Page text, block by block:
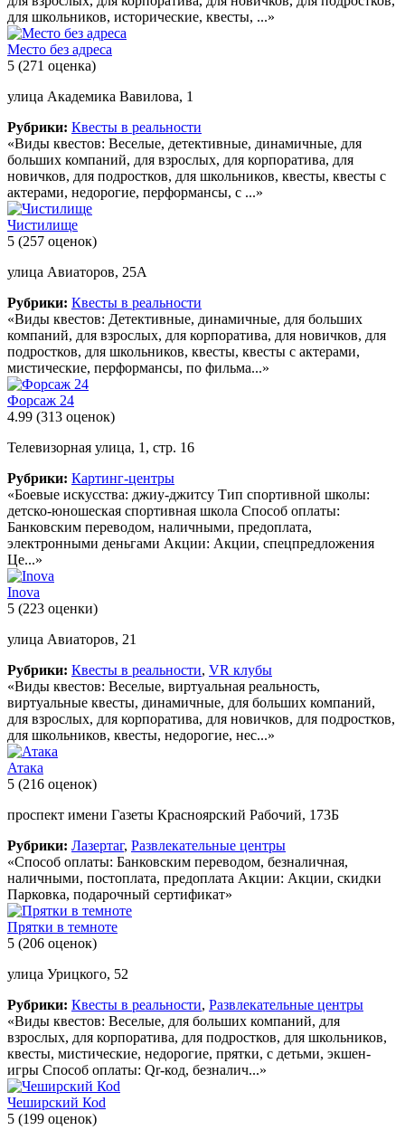
для школьников, исторические, квесты, ...»
Место без адреса
5 (271 оценка)
улица Академика Вавилова, 1
Рубрики: Квесты в реальности
«Виды квестов: Веселые, детективные, динамичные, для
больших компаний, для взрослых, для корпоратива, для
новичков, для подростков, для школьников, квесты, квесты с
актерами, недорогие, перформансы, с ...»
Чистилище
5 (257 оценок)
улица Авиаторов, 25А
Рубрики: Квесты в реальности
«Виды квестов: Детективные, динамичные, для больших
компаний, для взрослых, для корпоратива, для новичков, для
подростков, для школьников, квесты, квесты с актерами,
мистические, перформансы, по фильма...»
Форсаж 24
4.99 (313 оценок)
Телевизорная улица, 1, стр. 16
Рубрики: Картинг-центры
«Боевые искусства: джиу-джитсу Тип спортивной школы:
детско-юношеская спортивная школа Способ оплаты:
Банковским переводом, наличными, предоплата,
электронными деньгами Акции: Акции, спецпредложения
Це...»
Inova
5 (223 оценки)
улица Авиаторов, 21
Рубрики: Квесты в реальности, VR клубы
«Виды квестов: Веселые, виртуальная реальность,
виртуальные квесты, динамичные, для больших компаний,
для взрослых, для корпоратива, для новичков, для подростков,
для школьников, квесты, недорогие, нес...»
Атака
5 (216 оценок)
проспект имени Газеты Красноярский Рабочий, 173Б
Рубрики: Лазертаг, Развлекательные центры
«Способ оплаты: Банковским переводом, безналичная,
наличными, постоплата, предоплата Акции: Акции, скидки
Парковка, подарочный сертификат»
Прятки в темноте
5 (206 оценок)
улица Урицкого, 52
Рубрики: Квесты в реальности, Развлекательные центры
«Виды квестов: Веселые, для больших компаний, для
взрослых, для корпоратива, для подростков, для школьников,
квесты, мистические, недорогие, прятки, с детьми, экшен-
игры Способ оплаты: Qr-код, безналич...»
Чеширский Коd
5 (199 оценок)